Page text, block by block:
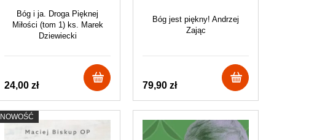
Bóg i ja. Droga Pięknej
Miłości (tom 1) ks. Marek
Dziewiecki
24,00 zł
Bóg jest piękny! Andrzej
Zając
79,90 zł
NOWOŚĆ